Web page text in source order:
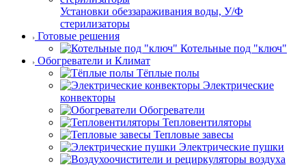
Установки обеззараживания воды, У/Ф
стерилизаторы
Готовые решения
Котельные под "ключ"
Обогреватели и Климат
Тёплые полы
Электрические
конвекторы
Обогреватели
Тепловентиляторы
Тепловые завесы
Электрические пушки